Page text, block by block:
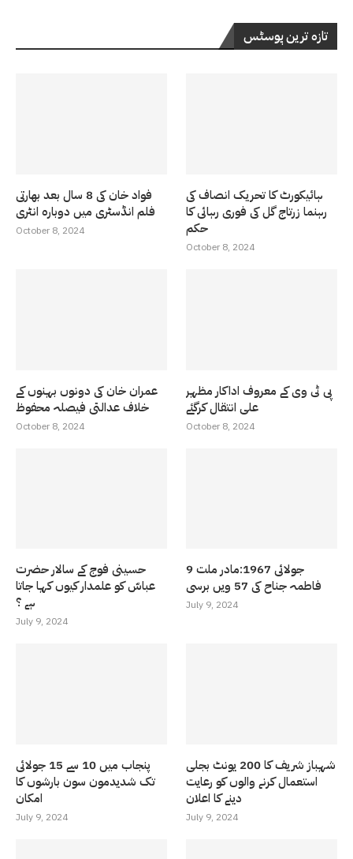
تازہ ترین پوسٹس
فواد خان کی 8 سال بعد بھارتی
فلم انڈسٹری میں دوبارہ انٹری
October 8, 2024
ہائیکورٹ کا تحریک انصاف کی
رہنما زرتاج گل کی فوری رہائی کا
حکم
October 8, 2024
عمران خان کی دونوں بہنوں کے
خلاف عدالتی فیصلہ محفوظ
October 8, 2024
پی ٹی وی کے معروف اداکار مظہر
علی انتقال کرگئے
October 8, 2024
حسینی فوج کے سالار حضرت
عباسّ کو علمدار کیوں کہا جاتا
ہے ؟
July 9, 2024
9 جولائی 1967:مادر ملت
فاطمہ جناح کی 57 ویں برسی
July 9, 2024
پنجاب میں 10 سے 15 جولائی
تک شدیدمون سون بارشوں کا
امکان
July 9, 2024
شہباز شریف کا 200 یونٹ بجلی
استعمال کرنے والوں کو رعایت
دینے کا اعلان
July 9, 2024